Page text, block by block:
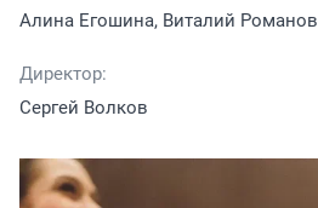
Алина Егошина, Виталий Романов
Директор:
Сергей Волков